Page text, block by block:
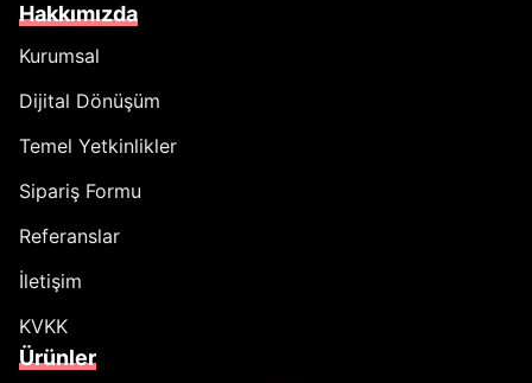
Hakkımızda
Kurumsal
Dijital Dönüşüm
Temel Yetkinlikler
Sipariş Formu
Referanslar
İletişim
KVKK
Ürünler